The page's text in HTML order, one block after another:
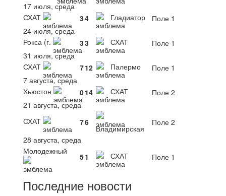
17 июля, среда
СХАТ
34 Гладиатор
Поле 1
24 июля, среда
Рокса (г.
33 СХАТ
Поле 1
31 июля, среда
СХАТ
712 Палермо
Поле 1
7 августа, среда
Хьюстон
014 СХАТ
Поле 2
21 августа, среда
СХАТ
76
Владимирская
Поле 2
28 августа, среда
Молодежный
51 СХАТ Поле 1
Последние новости